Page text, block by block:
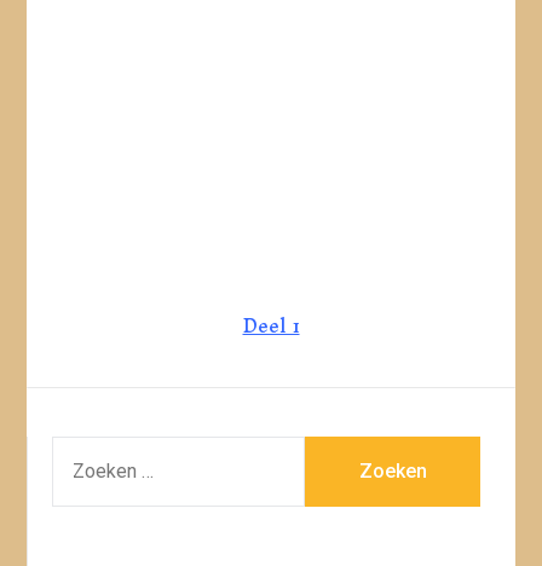
Deel 1
NAAR: